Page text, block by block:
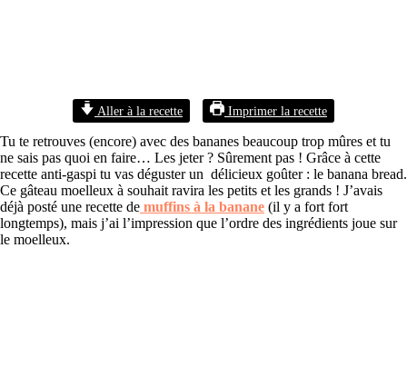
Aller à la recette Imprimer la recette
Tu te retrouves (encore) avec des bananes beaucoup trop mûres et tu
ne sais pas quoi en faire… Les jeter ? Sûrement pas ! Grâce à cette
recette anti-gaspi tu vas déguster un délicieux goûter : le banana bread.
Ce gâteau moelleux à souhait ravira les petits et les grands ! J’avais
déjà posté une recette de muffins à la banane (il y a fort fort
longtemps), mais j’ai l’impression que l’ordre des ingrédients joue sur
le moelleux.